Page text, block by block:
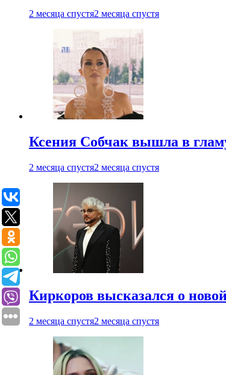
2 месяца спустя2 месяца спустя
Ксения Собчак вышла в
2 месяца спустя2 месяца спустя
Киркоров высказался о
2 месяца спустя2 месяца спустя